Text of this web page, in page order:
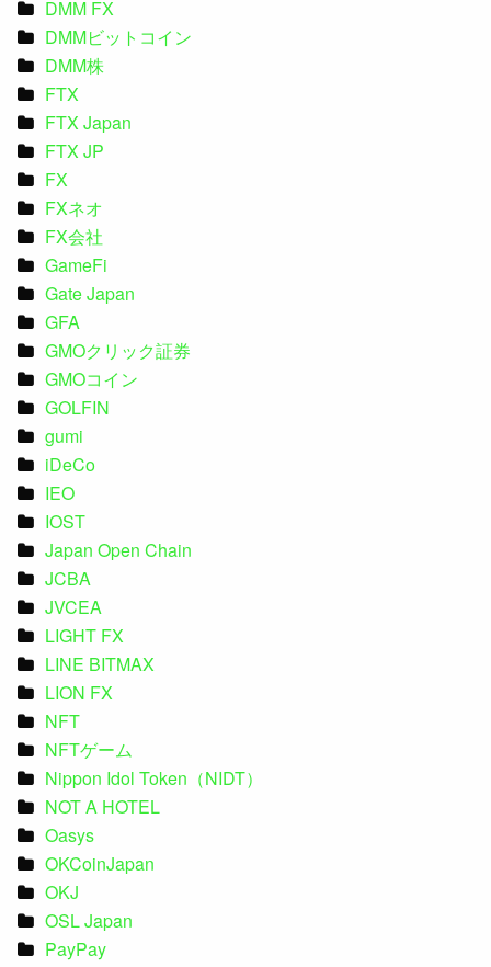
DMM FX
DMMビットコイン
DMM株
FTX
FTX Japan
FTX JP
FX
FXネオ
FX会社
GameFi
Gate Japan
GFA
GMOクリック証券
GMOコイン
GOLFIN
gumi
iDeCo
IEO
IOST
Japan Open Chain
JCBA
JVCEA
LIGHT FX
LINE BITMAX
LION FX
NFT
NFTゲーム
Nippon Idol Token（NIDT）
NOT A HOTEL
Oasys
OKCoinJapan
OKJ
OSL Japan
PayPay